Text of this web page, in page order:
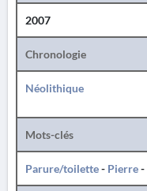
2007
Chronologie
Néolithique
Mots-clés
Parure/toilette- Pierre-